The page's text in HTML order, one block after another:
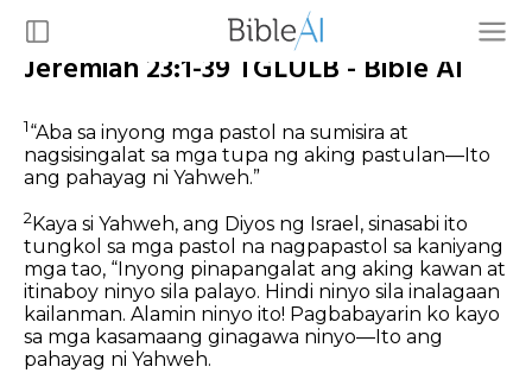
Jeremiah 23:1-39 TGLULB - Bible AI
1“Aba sa inyong mga pastol na sumisira at
nagsisingalat sa mga tupa ng aking pastulan—Ito
ang pahayag ni Yahweh.”
2 Kaya si Yahweh, ang Diyos ng Israel, sinasabi ito
tungkol sa mga pastol na nagpapastol sa kaniyang
mga tao, “Inyong pinapangalat ang aking kawan at
itinaboy ninyo sila palayo. Hindi ninyo sila inalagaan
kailanman. Alamin ninyo ito! Pagbabayarin ko kayo
sa mga kasamaang ginagawa ninyo—Ito ang
pahayag ni Yahweh.